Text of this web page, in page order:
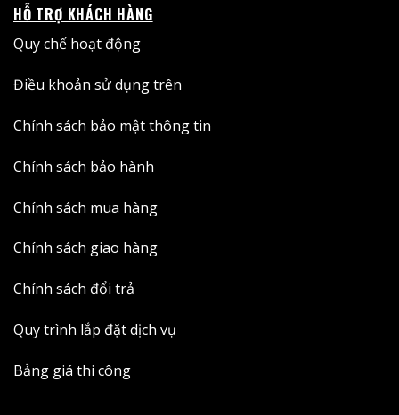
HỖ TRỢ KHÁCH HÀNG
Quy chế hoạt động
Điều khoản sử dụng trên
Chính sách bảo mật thông tin
Chính sách bảo hành
Chính sách mua hàng
Chính sách giao hàng
Chính sách đổi trả
Quy trình lắp đặt dịch vụ
Bảng giá thi công